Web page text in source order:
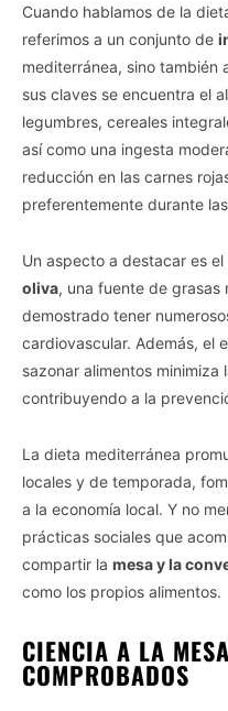
Cuando hablamos de la
referimos a un conjunto de
mediterránea, sino también
sus claves se encuentra el
legumbres, cereales
así como una ingesta
reducción en las carnes
preferentemente durante
Un aspecto a destacar es
oliva, una fuente de grasas
demostrado tener
cardiovascular. Además, el
sazonar alimentos minimiza
contribuyendo a la
La dieta mediterránea
locales y de temporada,
a la economía local. Y no
prácticas sociales que
compartir la mesa y la
como los propios alimentos.
CIENCIA A LA
COMPROBADOS